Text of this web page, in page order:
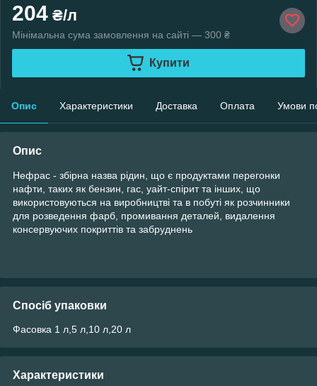
204 ₴/л
Мінімальна сума замовлення на сайті — 300 ₴
Купити
Опис Характеристики Доставка Оплата Умови
Опис
Нефрас - збірна назва рідин, що є продуктами перегонки
нафти, таких як бензин, гас, уайт-спірит та інших, що
використовуються на виробництві та в побуті як розчинники
для розведення фарб, промивання деталей, видалення
консервуючих покриттів та забруднень
Спосіб упаковки
Фасовка 1 л,5 л,10 л,20 л
Характеристики